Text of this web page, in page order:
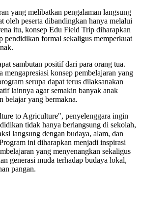
yang melibatkan pengalaman langsung
oleh peserta dibandingkan hanya melalui
itu, konsep Edu Field Trip diharapkan
pendidikan formal sekaligus memperkuat
sambutan positif dari para orang tua.
mengapresiasi konsep pembelajaran yang
serupa dapat terus dilaksanakan
lainnya agar semakin banyak anak
belajar yang bermakna.
to Agriculture", penyelenggara ingin
tidak hanya berlangsung di sekolah,
langsung dengan budaya, alam, dan
ini diharapkan menjadi inspirasi
yang menyenangkan sekaligus
generasi muda terhadap budaya lokal,
pangan.